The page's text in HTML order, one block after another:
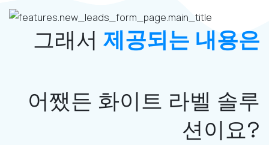
그래서 제공되는 내용은
어쨌든 화이트 라벨 솔루
션이요?